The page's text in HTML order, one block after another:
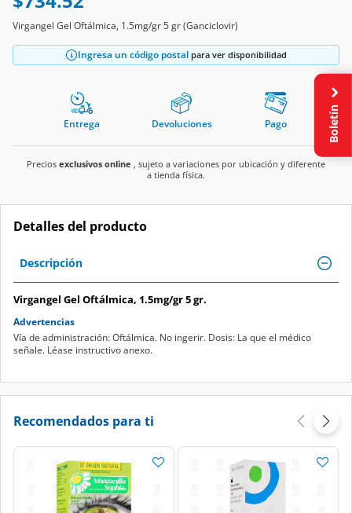
Virgangel Gel Oftálmica, 1.5mg/gr 5 gr (Ganciclovir)
Ingresa un código postal para ver disponibilidad
Entrega Devoluciones Pago
Precios exclusivos online , sujeto a variaciones por ubicación y diferente
a tienda física.
Detalles del producto
Descripción
Virgangel Gel Oftálmica, 1.5mg/gr 5 gr.
Advertencias
Vía de administración: Oftálmica. No ingerir. Dosis: La que el médico
señale. Léase instructivo anexo.
Recomendados para ti
Boletín